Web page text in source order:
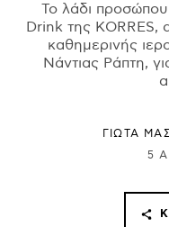
Το λάδι
Drink της ΚORRES,
καθημερινής
Νάντιας Ράπτη,
ΓΙΩΤΑ
5